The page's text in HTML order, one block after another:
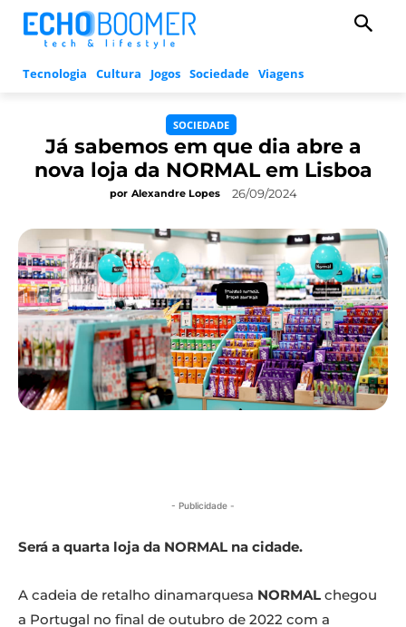
Tecnologia Cultura Jogos Sociedade Viagens
SOCIEDADE
Já sabemos em que dia abre a
nova loja da NORMAL em Lisboa
por Alexandre Lopes 26/09/2024
- Publicidade -
Será a quarta loja da NORMAL na cidade.
A cadeia de retalho dinamarquesa NORMAL chegou
a Portugal no final de outubro de 2022 com a